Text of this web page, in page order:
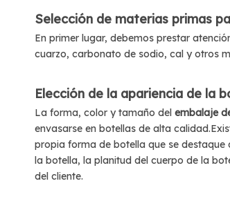
Selección de materias primas
En primer lugar, debemos prestar
cuarzo, carbonato de sodio, cal y otros
Elección de la apariencia de la
La forma, color y tamaño del embalaje
envasarse en botellas de alta
propia forma de botella que se destaque
la botella, la planitud del cuerpo de la
del cliente.